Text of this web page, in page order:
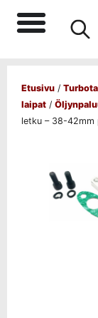
Etusivu /
laipat /
letku – 38-42mm